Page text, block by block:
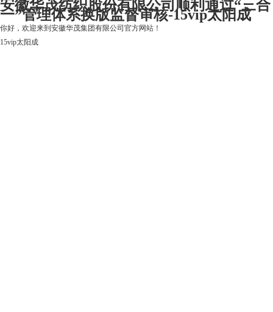
安徽华茂纺织股份有限公司顺利通过“三合
一”管理体系换版监督审核-15vip太阳成
你好，欢迎来到安徽华茂集团有限公司官方网站！
15vip太阳成